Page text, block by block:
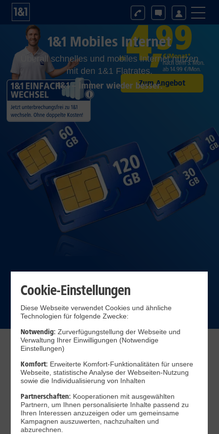
Zum Angebot
1&1 Mobiles Internet
Überall schnelles und mobiles Internet nutzen
mit den 1&1 Flatrates.
1&1 – Immer wieder besser.
Mobile Datentarife entdecken
1&1 Daten-Flat
Cookie-Einstellungen
Diese Webseite verwendet Cookies und ähnliche
Technologien für folgende Zwecke:
Notwendig: Zurverfügungstellung der Webseite und
Verwaltung Ihrer Einwilligungen (Notwendige
Einstellungen)
Komfort: Erweiterte Komfort-Funktionalitäten für unsere
Webseite, statistische Analyse der Webseiten-Nutzung
sowie die Individualisierung von Inhalten
Partnerschaften: Kooperationen mit ausgewählten
Partnern, um Ihnen personalisierte Inhalte passend zu
Ihren Interessen anzuzeigen oder um gemeinsame
Kampagnen auszuwerten, nachzuhalten und
abzurechnen.